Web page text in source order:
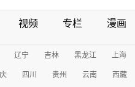
视频 专栏 漫画
辽宁 吉林 黑龙江 上海
四川 贵州 云南 西藏